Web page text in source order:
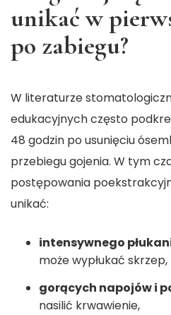
unikać w
po zabiegu?
W literaturze
edukacyjnych często
48 godzin po usunięciu
przebiegu gojenia. W tym
postępowania
unikać:
intensywnego
może wypłukać skrzep,
gorących napojów i
nasilić krwawienie,